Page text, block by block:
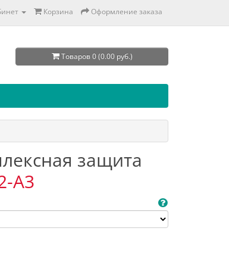
Корзина Оформление заказа
Товаров 0 (0.00 руб.)
защита
A3